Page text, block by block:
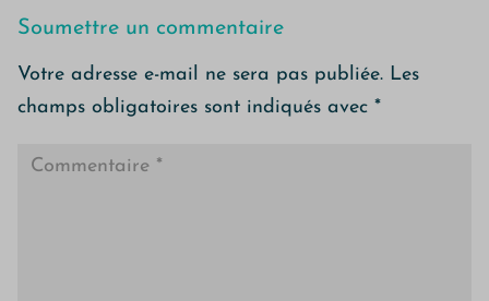
Soumettre un commentaire
Votre adresse e-mail ne sera pas publiée. Les
champs obligatoires sont indiqués avec *